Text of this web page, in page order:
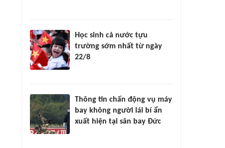
Học sinh cả nước tựu
trường sớm nhất từ ngày
22/8
Thông tin chấn động vụ máy
bay không người lái bí ẩn
xuất hiện tại sân bay Đức